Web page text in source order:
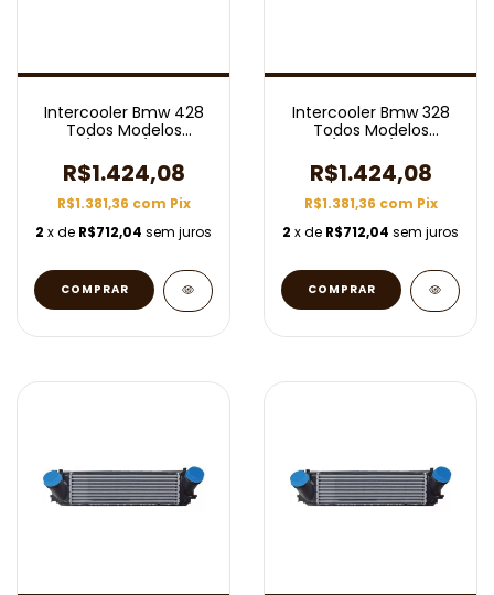
Intercooler Bmw 428
Todos Modelos
R$1.424,08
R$1.381,36 com Pix
2 x de R$712,04 sem juros
Intercooler Bmw 328
Todos Modelos
R$1.424,08
R$1.381,36 com Pix
2 x de R$712,04 sem juros